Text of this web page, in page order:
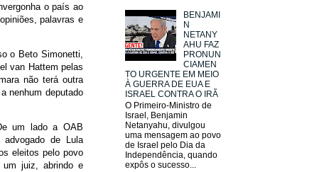
o país ao
palavras e
o Beto Simonetti,
van Hattem pelas
não terá outra
nenhum deputado
um lado a OAB
de Lula
eleitos pelo povo
um juiz, abrindo e
BENJAMI
N
NETANY
AHU FAZ
PRONUN
CIAMEN
TO URGENTE EM MEIO
À GUERRA DE EUA E
ISRAEL CONTRA O IRÃ
O Primeiro-Ministro de
Israel, Benjamin
Netanyahu, divulgou
uma mensagem ao povo
de Israel pelo Dia da
Independência, quando
expôs o sucesso...